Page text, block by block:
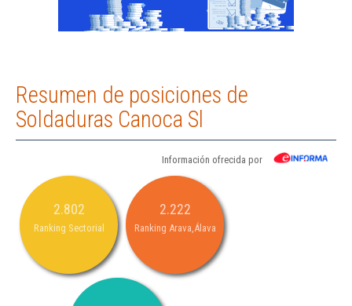
Resumen de posiciones de
Soldaduras Canoca Sl
Información ofrecida por
2.802
Ranking Sectorial
2.222
Ranking Arava,Álava